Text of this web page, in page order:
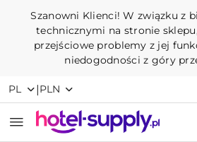
Przejdź do treści głównej
Przejdź do wyszukiwarki
Przejdź do moje konto
Przejdź do menu
Przejdź do opisu produktu
Przejdź do stopki
Szanowni Klienci! W związku z
technicznymi na stronie
przejściowe problemy z jej
niedogodności z góry
PL |PLN